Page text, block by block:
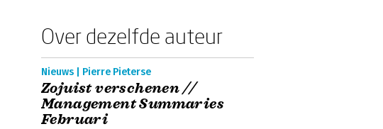
Over dezelfde auteur
Nieuws | Pierre Pieterse
Zojuist verschenen //
Management Summaries
Februari